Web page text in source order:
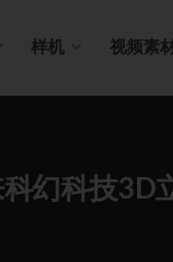
样机 视频素
幻科技3D